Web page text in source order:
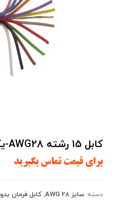
کابل 15 رشته AWG28-یک متر
برای قیمت تماس بگیرید
دسته:سایز AWG 28 ,کابل فرمان